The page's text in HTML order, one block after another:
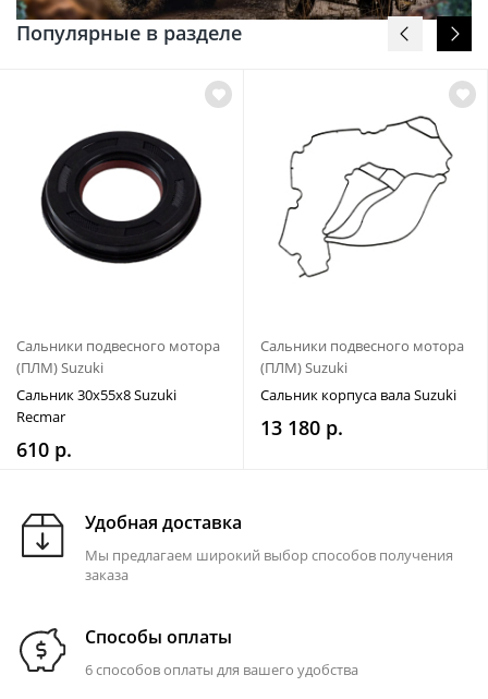
Популярные в разделе
Сальники подвесного мотора
(ПЛМ) Suzuki
Сальник 30х55х8 Suzuki
Recmar
610 р.
Сальники подвесного мотора
(ПЛМ) Suzuki
Сальник корпуса вала Suzuki
13 180 р.
Удобная доставка
Мы предлагаем широкий выбор способов получения
заказа
Способы оплаты
6 способов оплаты для вашего удобства